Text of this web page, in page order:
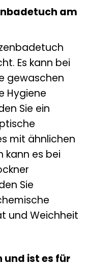
am
Es kann bei
gewaschen
Hygiene
Sie ein
mit ähnlichen
kann es bei
Sie
und Weichheit
und ist es für